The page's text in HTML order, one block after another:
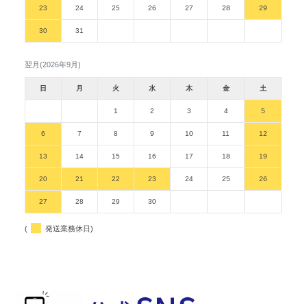
23 24 25 26 27 28 29
30 31
翌月(2026年9月)
日 月 火 水 木 金 土
1 2 3 4 5
6 7 8 9 10 11 12
13 14 15 16 17 18 19
20 21 22 23 24 25 26
27 28 29 30
( 発送業務休日)